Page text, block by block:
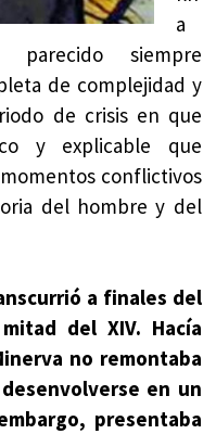
a
siempre
de complejidad y
de crisis en que
y explicable que
conflictivos
del hombre y del
a finales del
del XIV. Hacía
no remontaba
en un
presentaba